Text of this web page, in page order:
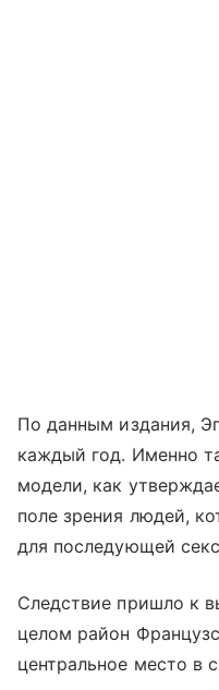
По данным издания,
каждый год. Именно
модели, как
поле зрения людей,
для последующей
Следствие пришло к
целом район
центральное место в